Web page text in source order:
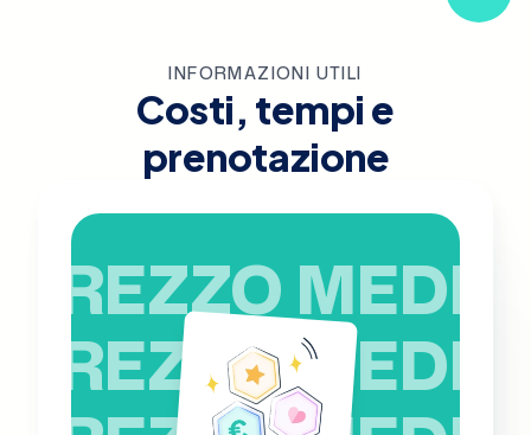
INFORMAZIONI UTILI
Costi, tempi e
prenotazione
PREZZO MEDIO
PREZZO MEDIO